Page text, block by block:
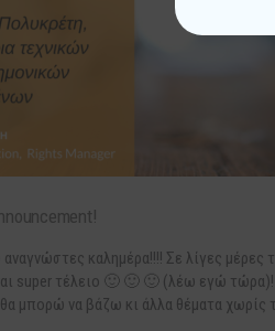
καλημέρα!!!! Σε λίγες
super τέλειο 🙂 🙂 🙂 (λέω εγώ
θα μπορώ να βάζω κι άλλα θέματα χωρίς